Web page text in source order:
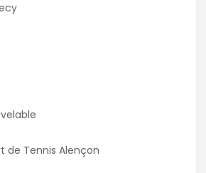
de Tennis Alençon